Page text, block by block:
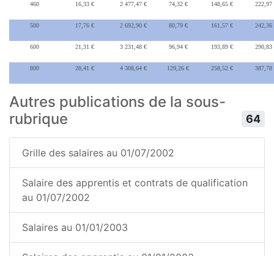
460 16,33 € 2 477,47 € 74,32 € 148,65 € 222,97
500 17,76 € 2 692,90 € 80,79 € 161,57 € 242,36
600 21,31 € 3 231,48 € 96,94 € 193,89 € 290,83
800 28,41 € 4 308,64 € 129,26 € 258,52 € 387,78
Autres publications de la sous-
rubrique
64
Grille des salaires au 01/07/2002
Salaire des apprentis et contrats de qualification
au 01/07/2002
Salaires au 01/01/2003